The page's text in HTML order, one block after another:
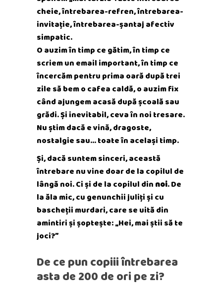
cheie, întrebarea-refren, întrebarea-
invitație, întrebarea-șantaj afectiv
simpatic.
O auzim în timp ce gătim, în timp ce
scriem un email important, în timp ce
încercăm pentru prima oară după trei
zile să bem o cafea caldă, o auzim fix
când ajungem acasă după școală sau
grădi. Și inevitabil, ceva în noi tresare.
Nu știm dacă e vină, dragoste,
nostalgie sau… toate în același timp.
Și, dacă suntem sinceri, această
întrebare nu vine doar de la copilul de
lângă noi. Ci și de la copilul din noi. De
la ăla mic, cu genunchii juliți și cu
bascheții murdari, care se uită din
amintiri și șoptește: „Hei, mai știi să te
joci?”
De ce pun copiii întrebarea
asta de 200 de ori pe zi?